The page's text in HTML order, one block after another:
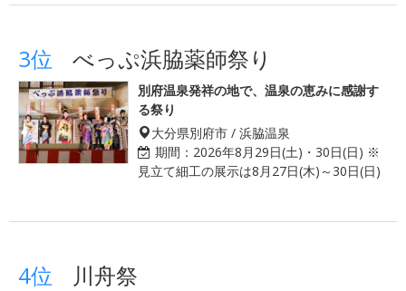
3位 べっぷ浜脇薬師祭り
別府温泉発祥の地で、温泉の恵みに感謝す
る祭り
大分県別府市 / 浜脇温泉
期間： 2026年8月29日(土)・30日(日) ※
見立て細工の展示は8月27日(木)～30日(日)
4位 川舟祭